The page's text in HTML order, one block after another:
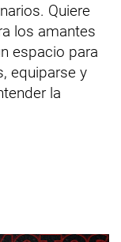
Quiere
los amantes
espacio para
equiparse y
la